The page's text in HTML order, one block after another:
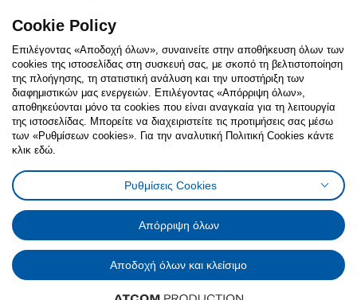
Follow us:
FacebookInstagram
TikTokYoutubePinterestTwitter
Πολιτική CookiesΔήλωση ψηφιακής προσβασιμότητας
Ρυθμίσεις cookiesΌροι Χρήσης
Γενική Πολιτική Προσωπικών Δεδομένων
Πολιτική Προσωπικών Δεδομένων για ΙΚΕΑ.gr
Κώδικας Καταναλωτικής Δεοντολογίας
© Inter-IKEA Systems B.V. 1999 - 2025
Cookie Policy
Επιλέγοντας «Αποδοχή όλων», συναινείτε στην αποθήκευση όλων των
cookies της ιστοσελίδας στη συσκευή σας, με σκοπό τη βελτιστοποίηση
της πλοήγησης, τη στατιστική ανάλυση και την υποστήριξη των
διαφημιστικών μας ενεργειών. Επιλέγοντας «Απόρριψη όλων»,
αποθηκεύονται μόνο τα cookies που είναι αναγκαία για τη λειτουργία
της ιστοσελίδας. Μπορείτε να διαχειριστείτε τις προτιμήσεις σας μέσω
των «Ρυθμίσεων cookies». Για την αναλυτική Πολιτική Cookies κάντε
κλικ εδώ.
Ρυθμίσεις Cookies
Απόρριψη όλων
Αποδοχή όλων και κλείσιμο